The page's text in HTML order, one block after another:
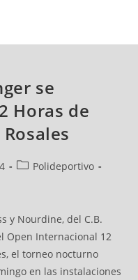
se
Horas de
Polideportivo
y Nourdine, del C.B.
Open Internacional 12
el torneo nocturno
en las instalaciones